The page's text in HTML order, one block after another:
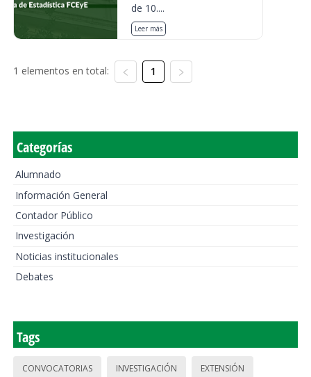
de 10....
Leer más
1 elementos en total: 1
Categorías
Alumnado
Información General
Contador Público
Investigación
Noticias institucionales
Debates
Tags
CONVOCATORIAS INVESTIGACIÓN EXTENSIÓN